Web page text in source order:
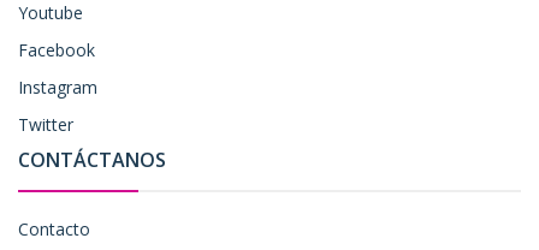
Youtube
Facebook
Instagram
Twitter
CONTÁCTANOS
Contacto